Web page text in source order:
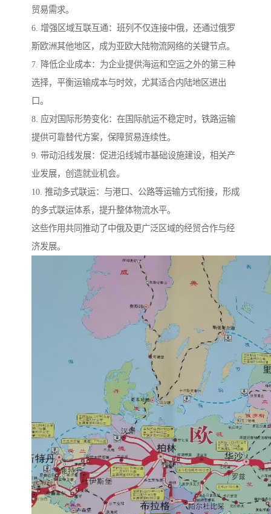
贸易需求。
6. 增强区域互联互通：班列不仅连接中俄，还通过俄罗
斯欧洲其他地区，成为亚欧大陆物流网络的关键节点。
7. 降低企业成本：为企业提供海运和空运之外的第三种
选择，平衡运输成本与时效，尤其适合内陆地区进出
口。
8. 应对国际形势变化：在国际航运不稳定时，铁路运输
提供可靠替代方案，保障贸易连续性。
9. 带动沿线发展：促进沿线城市基础设施建设，相关产
业发展，创造就业机会。
10. 推动多式联运：与港口、公路等运输方式衔接，形成
的多式联运体系，提升整体物流水平。
这些作用共同推动了中俄及更广泛区域的经贸合作与经
济发展。